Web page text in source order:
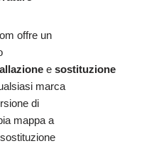
offre un
e sostituzione
marca
di
mappa a